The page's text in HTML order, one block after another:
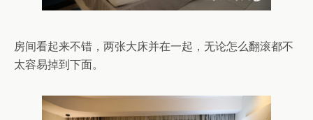
房间看起来不错，两张大床并在一起，无论怎么翻滚都不
太容易掉到下面。